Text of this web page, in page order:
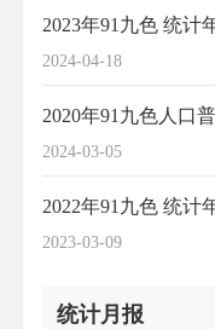
2024-04-18
2023年91九色 统计
2024-03-05
2020年91九色人口
2023-03-09
2022年91九色 统计
统计月报